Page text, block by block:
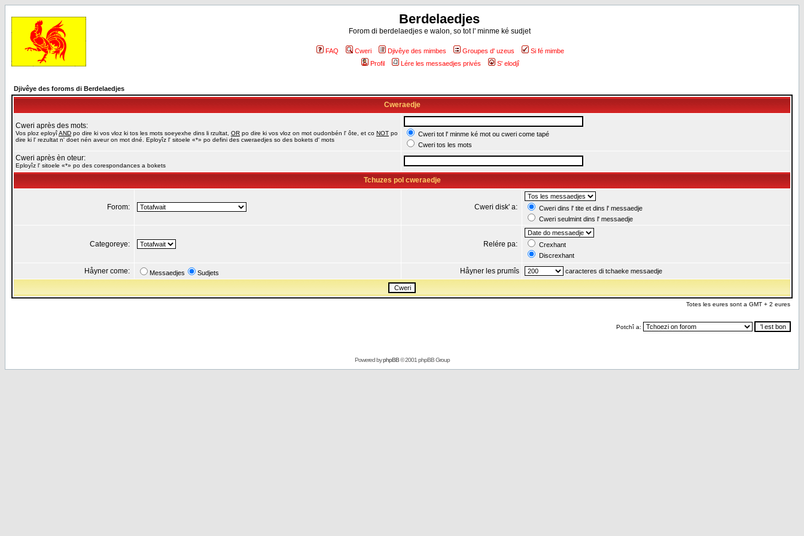
Berdelaedjes
Forom di berdelaedjes e walon, so tot l' minme ké sudjet
FAQ Cweri Djivêye des mimbes Groupes d' uzeus
Si fé mimbe
Profil
Lére les messaedjes privés S' elodjî
Djivêye des foroms di Berdelaedjes
Cweraedje
Cweri après des mots:
Vos ploz eployîAND po dire ki vos vloz ki tos les mots soeyexhe dins li rzultat, OR po dire ki vos vloz on mot oudonbén l' ôte, et co NOT po
dire ki l' rezultat n' doet nén aveur on mot dné. Eployîz l' sitoele «*» po defini des cweraedjes so des bokets d' mots
Cweri tot l' minme ké mot ou cweri come tapé
Cweri tos les mots
Cweri après èn oteur:
Eployîz l' sitoele «*» po des corespondances a bokets
Tchuzes pol cweraedje
Forom: Cweri disk' a:
Cweri dins l' tite et dins l' messaedje
Cweri seulmint dins l' messaedje
Categoreye: Relére pa:
Crexhant
Discrexhant
Håyner come: Messaedjes Sudjets Håyner les prumîs caracteres di tchaeke messaedje
Totes les eures sont a GMT + 2 eures
Potchî a:
Powered byphpBB© 2001 phpBB Group